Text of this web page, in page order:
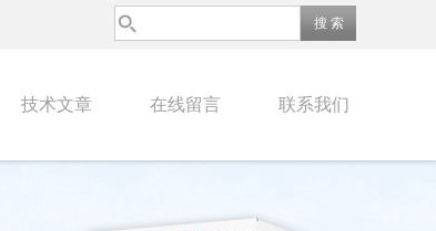
技术文章 在线留言 联系我们